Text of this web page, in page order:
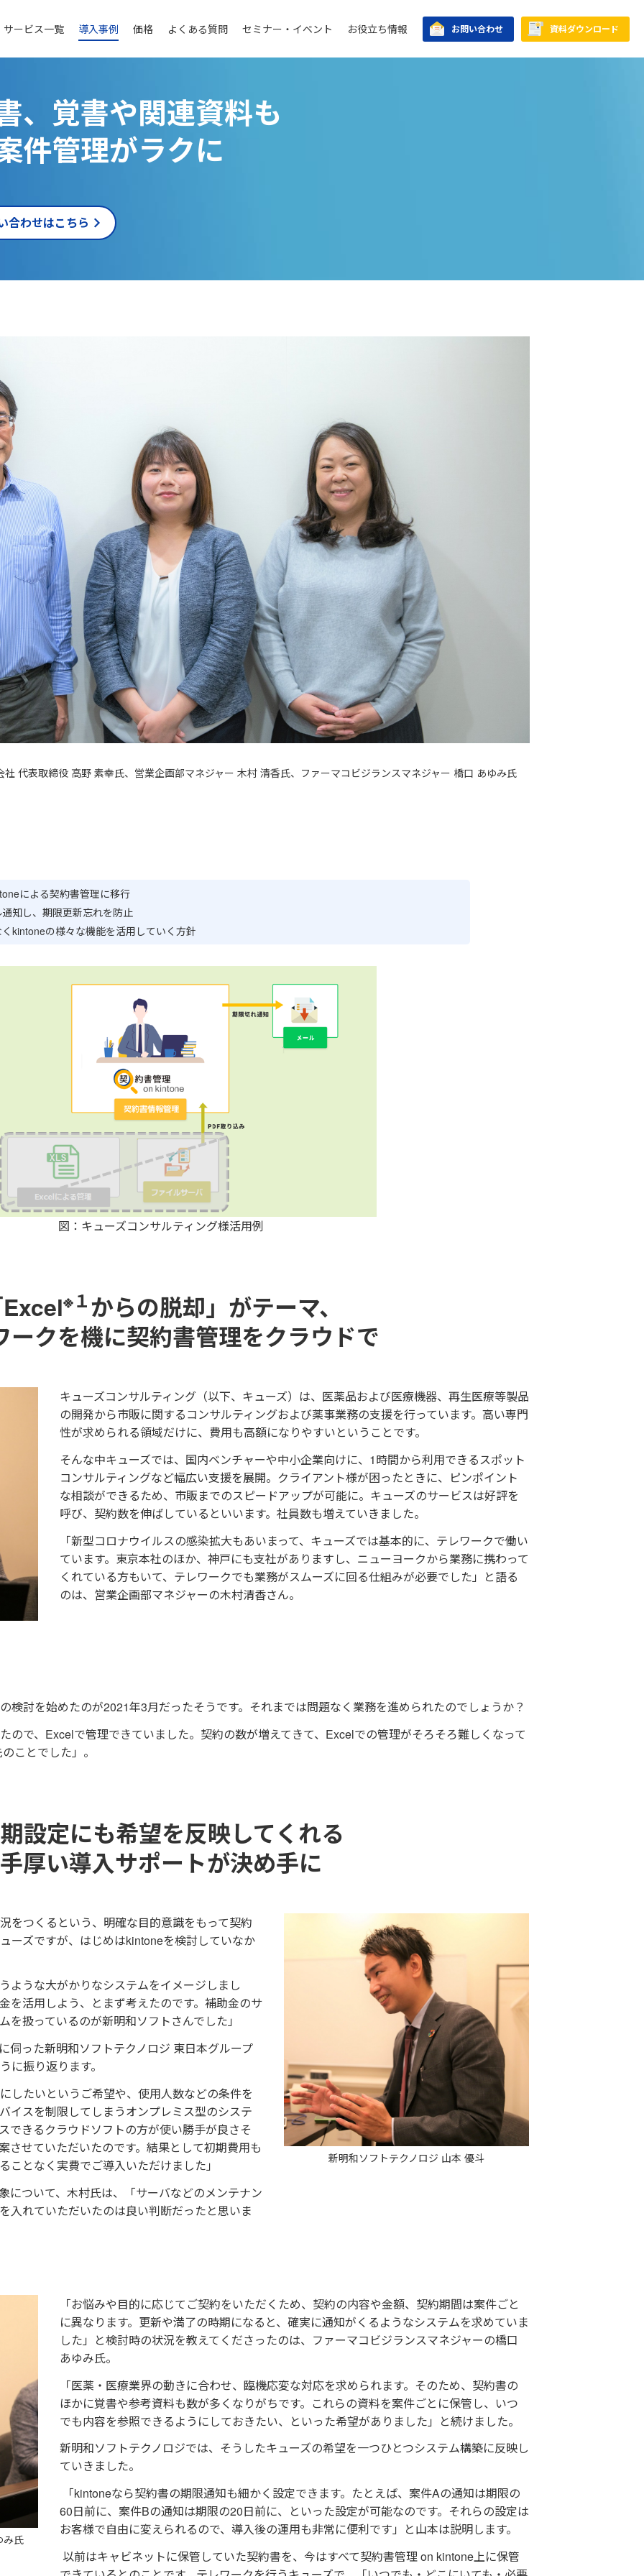
サービス一覧 導入事例 価格 よくある質問 セミナー・イベント お役立ち情報 お問い合わせ 資料ダウンロード
、覚書や関連資料も
件管理がラクに
合わせはこちら
社 代表取締役 高野 素幸氏、営業企画部マネジャー 木村 清香氏、 ファーマコビジランスマネジャー 橋口 あゆみ氏
による契約書管理に移行
知し、期限更新忘れを防止
kintoneの様々な機能を活用していく方針
図：キューズコンサルティング様活用例
※１からの脱却」がテーマ、
ークを機に契約書管理をクラウドで
キューズコンサルティング（以下、キューズ）は、医薬品および医療機器、再生医療等製品
の開発から市販に関するコンサルティングおよび薬事業務の支援を行っています。高い専門
性が求められる領域だけに、費用も高額になりやすいということです。
そんな中キューズでは、国内ベンチャーや中小企業向けに、1時間から利用できるスポット
コンサルティングなど幅広い支援を展開。クライアント様が困ったときに、ピンポイント
な相談ができるため、市販までのスピードアップが可能に。キューズのサービスは好評を
呼び、契約数を伸ばしているといいます。社員数も増えていきました。
「新型コロナウイルスの感染拡大もあいまって、キューズでは基本的に、テレワークで働い
ています。東京本社のほか、神戸にも支社がありますし、ニューヨークから業務に携わって
くれている方もいて、テレワークでも業務がスムーズに回る仕組みが必要でした」と語る
のは、営業企画部マネジャーの木村清香さん。
検討を始めたのが2021年3月だったそうです。それまでは問題なく業務を進められたのでしょうか？
ので、Excelで管理できていました。契約の数が増えてきて、Excelでの管理がそろそろ難しくなって
ことでした」。
設定にも希望を反映してくれる
手厚い導入サポートが決め手に
をつくるという、明確な目的意識をもって契約
ーズですが、はじめはkintoneを検討していなか
ような大がかりなシステムをイメージしまし
を活用しよう、とまず考えたのです。補助金のサ
扱っているのが新明和ソフトさんでした」
伺った新明和ソフトテクノロジ 東日本グループ
に振り返ります。
したいというご希望や、使用人数などの条件を
イスを制限してしまうオンプレミス型のシステ
できるクラウドソフトの方が使い勝手が良さそ
させていただいたのです。結果として初期費用も
となく実費でご導入いただけました」
について、木村氏は、「サーバなどのメンテナン
入れていただいたのは良い判断だったと思いま
新明和ソフトテクノロジ 山本 優斗
「お悩みや目的に応じてご契約をいただくため、契約の内容や金額、契約期間は案件ごと
に異なります。更新や満了の時期になると、確実に通知がくるようなシステムを求めていま
した」と検討時の状況を教えてくださったのは、ファーマコビジランスマネジャーの橋口
あゆみ氏。
「医薬・医療業界の動きに合わせ、臨機応変な対応を求められます。そのため、契約書の
ほかに覚書や参考資料も数が多くなりがちです。これらの資料を案件ごとに保管し、いつ
でも内容を参照できるようにしておきたい、といった希望がありました」と続けました。
新明和ソフトテクノロジでは、そうしたキューズの希望を一つひとつシステム構築に反映し
ていきました。
「kintoneなら契約書の期限通知も細かく設定できます。たとえば、案件Aの通知は期限の
60日前に、案件Bの通知は期限の20日前に、といった設定が可能なのです。それらの設定は
お客様で自由に変えられるので、導入後の運用も非常に便利です」と山本は説明します。
以前はキャビネットに保管していた契約書を、今はすべて契約書管理 on kintone上に保管
み氏